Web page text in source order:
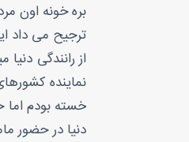
بره خونه اون
ترجیح می داد
از رانندگی
نماینده
خسته بودم
دنیا در حضور